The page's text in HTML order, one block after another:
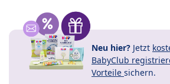
Neu hier? Jetzt
BabyClub
Vorteile sichern.